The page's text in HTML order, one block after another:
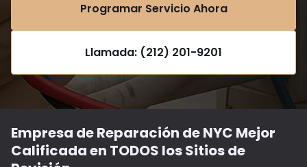
Programar Servicio Ahora
Llamada: (212) 201-9201
Empresa de Reparación de NYC Mejor
Calificada en TODOS los Sitios de